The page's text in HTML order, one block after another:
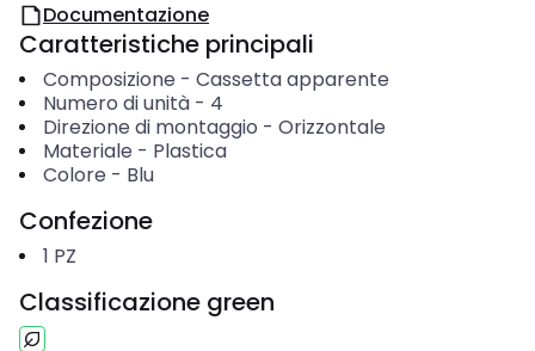
Documentazione
Caratteristiche principali
Composizione - Cassetta apparente
Numero di unità- 4
Direzione di montaggio - Orizzontale
Materiale - Plastica
Colore - Blu
Confezione
1 PZ
Classificazione green